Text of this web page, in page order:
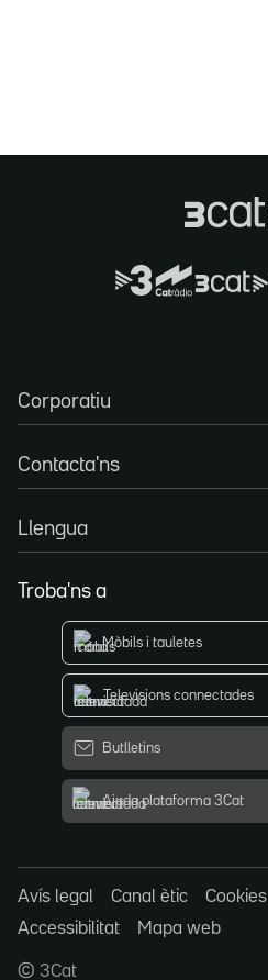
Corporatiu
Contacta'ns
Llengua
Troba'ns a
Mòbils i tauletes
Televisions connectades
Butlletins
Ajuda plataforma 3Cat
Avís legal Canal ètic Cookies
Accessibilitat
Mapa web
© 3Cat